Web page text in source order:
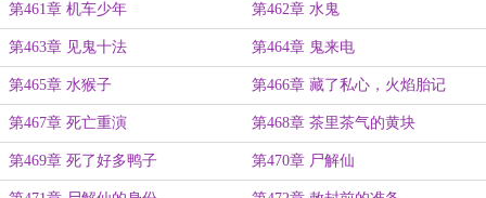
第461章 机车少年 第462章 水鬼
第463章 见鬼十法 第464章 鬼来电
第465章 水猴子 第466章 藏了私心，火焰胎记
第467章 死亡重演 第468章 茶里茶气的黄块
第469章 死了好多鸭子 第470章 尸解仙